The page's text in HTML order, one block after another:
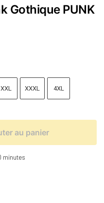
Gothique PUNK
XXL XXXL 4XL
au panier
minutes